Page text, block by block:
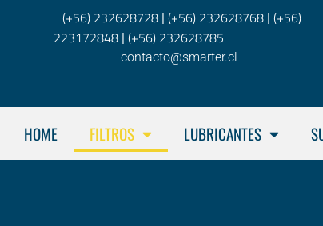
(+56) 232628728 |(+56) 232628768 |(+56)
223172848 |(+56) 232628785
contacto@smarter.cl
HOME FILTROS LUBRICANTES